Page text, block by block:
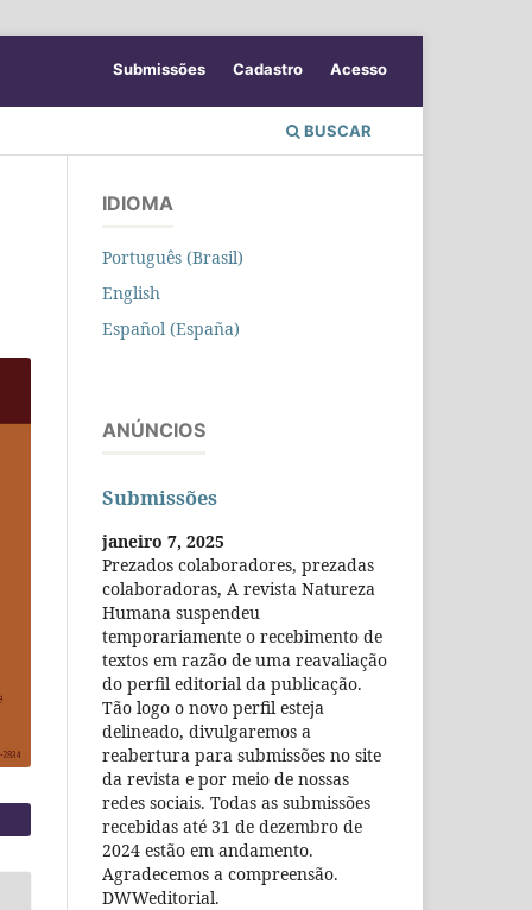
BUSCAR
Submissões Cadastro Acesso
IDIOMA
Português (Brasil)
English
Español (España)
ANÚNCIOS
Submissões
janeiro 7, 2025
Prezados colaboradores, prezadas
colaboradoras, A revista Natureza
Humana suspendeu
temporariamente o recebimento de
textos em razão de uma reavaliação
do perfil editorial da publicação.
Tão logo o novo perfil esteja
delineado, divulgaremos a
reabertura para submissões no site
da revista e por meio de nossas
redes sociais. Todas as submissões
recebidas até 31 de dezembro de
2024 estão em andamento.
Agradecemos a compreensão.
DWWeditorial.